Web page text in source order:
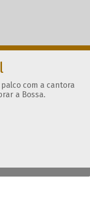
com a cantora
a Bossa.